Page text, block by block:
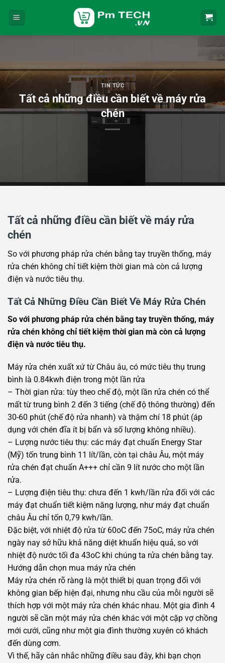
TIN TỨC
Tất cả những điều cần biết về máy rửa
chén
Tất cả những điều cần biết về máy rửa
chén
So với phương pháp rửa chén bằng tay truyền thống, máy
rửa chén không chỉ tiết kiệm thời gian mà còn cả lượng
điện và nước tiêu thụ.
Tất Cả Những Điều Cần Biết Về Máy Rửa Chén
So với phương pháp rửa chén bằng tay truyền thống, máy
rửa chén không chỉ tiết kiệm thời gian mà còn cả lượng
điện và nước tiêu thụ.
Máy rửa chén xuất xứ từ Châu âu, có mức tiêu thụ trung
bình là 0.84kwh điện trong một lần rửa
– Thời gian rửa: tùy theo chế độ, một lần rửa chén có thể
mất từ trung bình 2 đến 3 tiếng (chế độ thông thường) đến
30-60 phút (chế độ rửa nhanh) và thậm chí 18 phút (áp
dụng với chén đĩa ít bị bẩn và số lượng không nhiều).
– Lượng nước tiêu thụ: các máy đạt chuẩn Energy Star
(Mỹ) tốn trung bình 11 lít/lần, còn tại châu Âu, một máy
rửa chén đạt chuẩn A+++ chỉ cần 9 lít nước cho một lần
rửa.
– Lượng điện tiêu thụ: chưa đến 1 kwh/lần rửa đối với các
máy đạt chuẩn tiết kiệm năng lượng, như máy đạt chuẩn
châu Âu chỉ tốn 0,79 kwh/lần.
Đặc biệt, với nhiệt độ rửa từ 60oC đến 75oC, máy rửa chén
ngày nay sở hữu khả năng diệt khuẩn hiệu quả, so với
nhiệt độ nước tối đa 43oC khi chúng ta rửa chén bằng tay.
Hướng dẫn chọn mua máy rửa chén
Máy rửa chén rõ ràng là một thiết bị quan trọng đối với
không gian bếp hiện đại, nhưng nhu cầu của mỗi người sẽ
thích hợp với một máy rửa chén khác nhau. Một gia đình 4
người sẽ cần một máy rửa chén khác với một cặp vợ chồng
mới cưới, cũng như một gia đình thường xuyên có khách
đến dùng cơm.
Vì thế, hãy cân nhắc những điều sau đây, khi bạn chọn